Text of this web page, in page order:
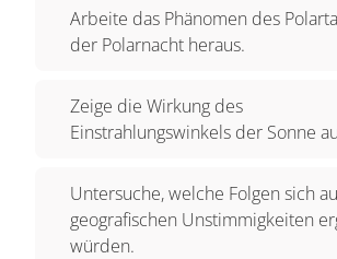
Arbeite das Phänomen des
der Polarnacht heraus.
Zeige die Wirkung des
Einstrahlungswinkels der Sonne
Untersuche, welche Folgen sich
geografischen Unstimmigkeiten
würden.